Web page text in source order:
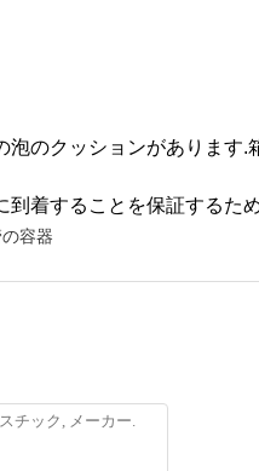
のクッションがあります.
着することを保証するた
容器